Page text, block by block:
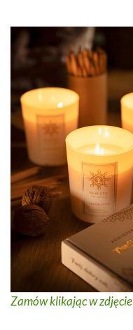
Zamów klikając w zdjęcie